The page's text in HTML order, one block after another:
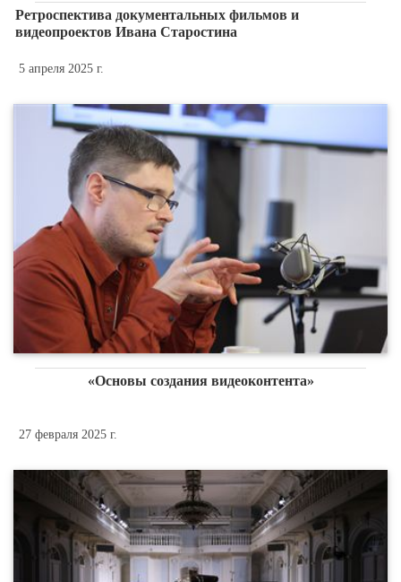
Ретроспектива документальных фильмов и
видеопроектов Ивана Старостина
5 апреля 2025 г.
«Основы создания видеоконтента»
27 февраля 2025 г.